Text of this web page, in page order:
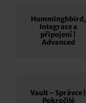
Humminghbird,
Integrace a
připojení |
Advanced
Vault – Správce |
Pokročilé